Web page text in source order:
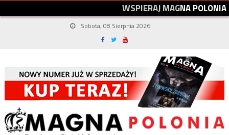
WSPIERAJMAGNAPOLONIA
Sobota, 08 Sierpnia 2026